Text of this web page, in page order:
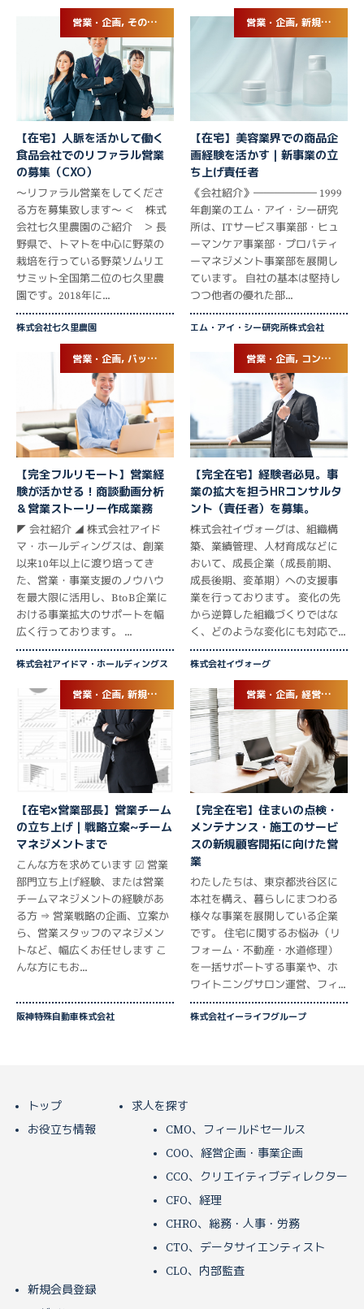
営業・企画, その他専門職
【在宅】人脈を活かして働く
食品会社でのリファラル営業
の募集（CXO）
～リファラル営業をしてくださ
る方を募集致します～ ＜ 株式
会社七久里農園のご紹介 ＞ 長
野県で、トマトを中心に野菜の
栽培を行っている野菜ソムリエ
サミット全国第二位の七久里農
園です。2018年に...
株式会社七久里農園
営業・企画, 新規事業立ち上げ
【在宅】美容業界での商品企
画経験を活かす｜新事業の立
ち上げ責任者
《会社紹介》―――――― 1999
年創業のエム・アイ・シー研究
所は、ITサービス事業部・ヒュ
ーマンケア事業部・プロパティ
ーマネジメント事業部を展開し
ています。 自社の基本は堅持し
つつ他者の優れた部...
エム・アイ・シー研究所株式会社
営業・企画, バックオフィス
【完全フルリモート】営業経
験が活かせる！商談動画分析
＆営業ストーリー作成業務
◤ 会社紹介 ◢ 株式会社アイド
マ・ホールディングスは、創業
以来10年以上に渡り培ってき
た、営業・事業支援のノウハウ
を最大限に活用し、BtoB企業に
おける事業拡大のサポートを幅
広く行っております。 ...
株式会社アイドマ・ホールディングス
営業・企画, コンサルタント
【完全在宅】経験者必見。事
業の拡大を担うHRコンサルタ
ント（責任者）を募集。
株式会社イヴォーグは、組織構
築、業績管理、人材育成などに
おいて、成長企業（成長前期、
成長後期、変革期）への支援事
業を行っております。 変化の先
から逆算した組織づくりではな
く、どのような変化にも対応で...
株式会社イヴォーグ
営業・企画, 新規部署立ち上げ
【在宅×営業部長】営業チーム
の立ち上げ｜戦略立案~チーム
マネジメントまで
こんな方を求めています ☑ 営業
部門立ち上げ経験、または営業
チームマネジメントの経験があ
る方 ⇒ 営業戦略の企画、立案か
ら、営業スタッフのマネジメン
トなど、幅広くお任せします こ
んな方にもお...
阪神特殊自動車株式会社
営業・企画, 経営企画・事業企画
【完全在宅】住まいの点検・
メンテナンス・施工のサービ
スの新規顧客開拓に向けた営
業
わたしたちは、東京都渋谷区に
本社を構え、暮らしにまつわる
様々な事業を展開している企業
です。 住宅に関するお悩み（リ
フォーム・不動産・水道修理）
を一括サポートする事業や、ホ
ワイトニングサロン運営、フィ...
株式会社イーライフグループ
トップ
お役立ち情報
求人を探す
CMO、フィールドセールス
COO、経営企画・事業企画
CCO、クリエイティブディレクター
CFO、経理
CHRO、総務・人事・労務
CTO、データサイエンティスト
CLO、内部監査
新規会員登録